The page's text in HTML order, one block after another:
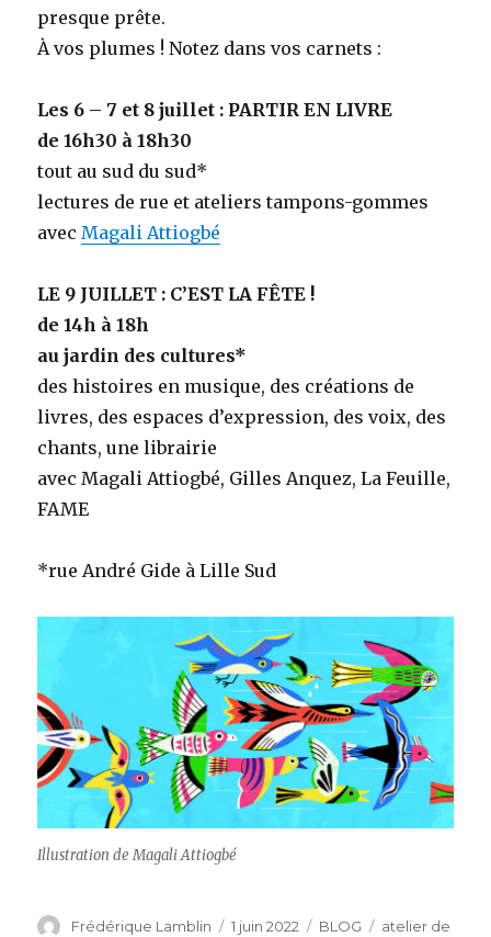
presque prête.
À vos plumes ! Notez dans vos carnets :
Les 6 – 7 et 8 juillet : PARTIR EN LIVRE
de 16h30 à 18h30
tout au sud du sud*
lectures de rue et ateliers tampons-gommes
avecMagali Attiogbé
LE 9 JUILLET : C’EST LA FÊTE !
de 14h à 18h
au jardin des cultures*
des histoires en musique, des créations de
livres, des espaces d’expression, des voix, des
chants, une librairie
avec Magali Attiogbé, Gilles Anquez, La Feuille,
FAME
*rue André Gide à Lille Sud
Illustration de Magali Attiogbé
Auteur
Frédérique Lamblin
Publié
1 juin 2022 Catégories
BLOG Étiquettes
atelier de